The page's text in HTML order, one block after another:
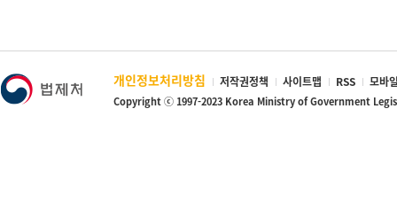
개인정보처리방침 저작권정책 사이트맵 RSS 모바
Copyright ⓒ 1997-2023 Korea Ministry of Government